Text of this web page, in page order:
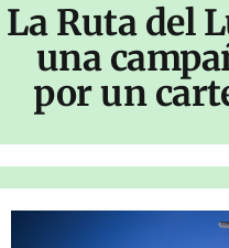
La Ruta del
una
por un